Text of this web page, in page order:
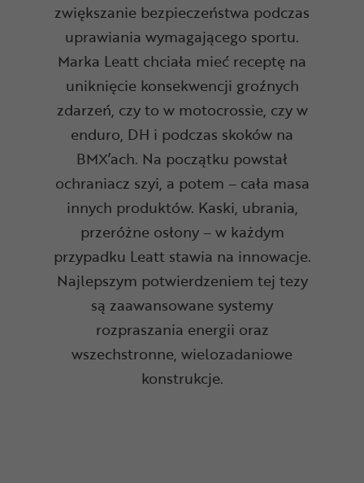
zwiększanie bezpieczeństwa podczas
uprawiania wymagającego sportu.
Marka Leatt chciała mieć receptę na
uniknięcie konsekwencji groźnych
zdarzeń, czy to w motocrossie, czy w
enduro, DH i podczas skoków na
BMX’ach. Na początku powstał
ochraniacz szyi, a potem – cała masa
innych produktów. Kaski, ubrania,
przeróżne osłony – w każdym
przypadku Leatt stawia na innowacje.
Najlepszym potwierdzeniem tej tezy
są zaawansowane systemy
rozpraszania energii oraz
wszechstronne, wielozadaniowe
konstrukcje.